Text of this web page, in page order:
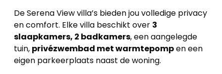
De Serena View villa’s bieden jou volledige privacy
en comfort. Elke villa beschikt over 3
slaapkamers, 2 badkamers, een aangelegde
tuin, privézwembad met warmtepompen een
eigen parkeerplaats naast de woning.